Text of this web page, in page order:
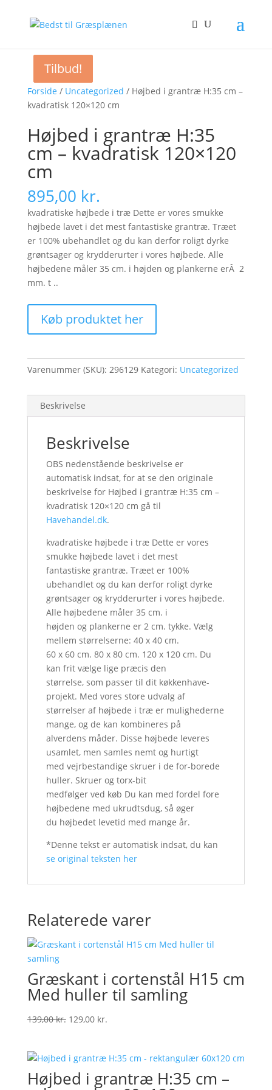
Forside / Uncategorized / Højbed i grantræ H:35 cm –
kvadratisk 120×120 cm
Højbed i grantræ H:35
cm – kvadratisk 120×120
cm
895,00 kr.
kvadratiske højbede i træ Dette er vores smukke
højbede lavet i det mest fantastiske grantræ. Træet
er 100% ubehandlet og du kan derfor roligt dyrke
grøntsager og krydderurter i vores højbede. Alle
højbedene måler 35 cm. i højden og plankerne erÂ 2
mm. t ..
Køb produktet her
Varenummer (SKU): 296129 Kategori: Uncategorized
Beskrivelse
Beskrivelse
OBS nedenstående beskrivelse er
automatisk indsat, for at se den originale
beskrivelse for Højbed i grantræ H:35 cm –
kvadratisk 120×120 cm gå til
Havehandel.dk.
kvadratiske højbede i træ Dette er vores
smukke højbede lavet i det mest
fantastiske grantræ. Træet er 100%
ubehandlet og du kan derfor roligt dyrke
grøntsager og krydderurter i vores højbede.
Alle højbedene måler 35 cm. i
højden og plankerne er 2 cm. tykke. Vælg
mellem størrelserne: 40 x 40 cm.
60 x 60 cm. 80 x 80 cm. 120 x 120 cm. Du
kan frit vælge lige præcis den
størrelse, som passer til dit køkkenhave-
projekt. Med vores store udvalg af
størrelser af højbede i træ er mulighederne
mange, og de kan kombineres på
alverdens måder. Disse højbede leveres
usamlet, men samles nemt og hurtigt
med vejrbestandige skruer i de for-borede
huller. Skruer og torx-bit
medfølger ved køb Du kan med fordel fore
højbedene med ukrudtsdug, så øger
du højbedet levetid med mange år.
*Denne tekst er automatisk indsat, du kan
se original teksten her
Relaterede varer
Tilbud!
Græskant i cortenstål H15 cm
Med huller til samling
139,00kr. Original
139,00 kr..
129,00 kr.Current
129,00 kr..
Højbed i grantræ H:35 cm –
Tilbud!